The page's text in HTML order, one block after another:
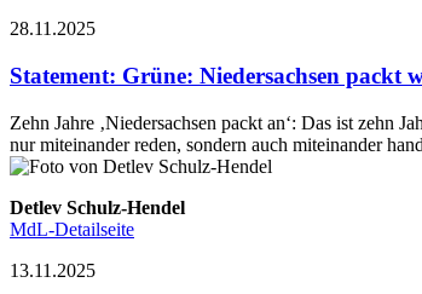
28.11.2025
Statement: Grüne: Niedersachsen packt
Zehn Jahre ‚Niedersachsen packt an‘: Das ist zehn
nur miteinander reden, sondern auch miteinander
Detlev Schulz-Hendel
MdL-Detailseite
13.11.2025